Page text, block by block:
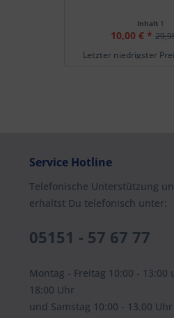
Inhalt 1
10,00 € *
Letzter niedrigster
Service Hotline
Telefonische Unterstützung
erhaltst Du telefonisch unter:
05151 - 57 67 77
Montag - Freitag 10:00 - 13:00
18:00 Uhr
und Samstag 10:00 - 13.00 Uhr